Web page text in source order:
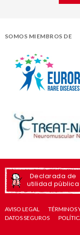
SOMOS MIEMBROS DE
Declarada de
utilidad pública
AVISO LEGAL
TÉRMINOS
DATOS SEGUROS